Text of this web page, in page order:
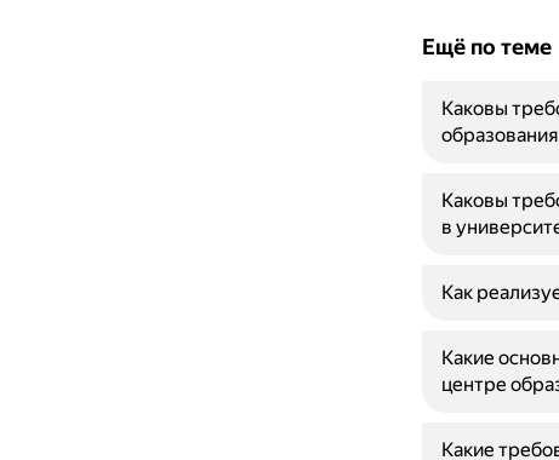
Ещё по теме
Каковы
Каковы
в
Как
Какие
центре
Какие